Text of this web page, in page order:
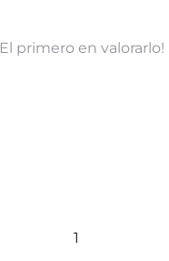
El primero en valorarlo!